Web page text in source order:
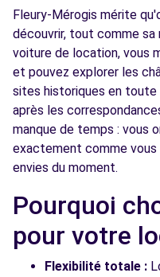
Free2move Rent -
BALLAINVILLIERS (P)
2 RUE DE LA GRANGE
BALLAINVILLIERS, FR-
Voir l'agence
Free2Move Rent -
MONTLHERY (C)
53 ROUTE DE
MONTLHERY, 91310
Fleury-Mérogis mérite
découvrir, tout comme sa
voiture de location, vous
et pouvez explorer les
sites historiques en toute
après les
manque de temps : vous
exactement comme
envies du moment.
Pourquoi
pour votre
Flexibilité totale :